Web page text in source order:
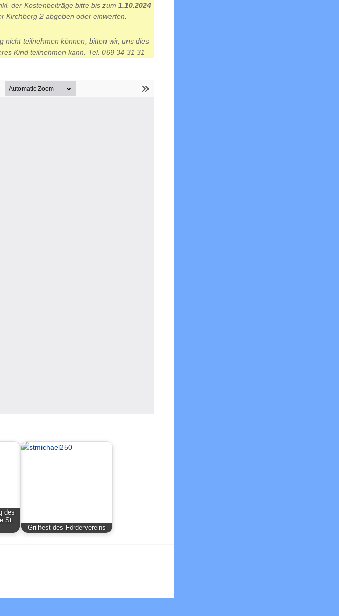
der Kostenbeiträge bitte bis zum 1.10.2024
Kirchberg 2 abgeben oder einwerfen.
nicht teilnehmen können, bitten wir, uns dies
Kind teilnehmen kann. Tel. 069 34 31 31
des
St.
Grillfest des Fördervereins